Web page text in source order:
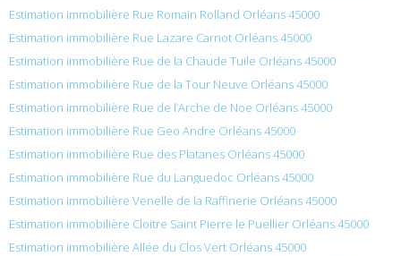
Estimation immobilière Rue Romain Rolland Orléans 45000
Estimation immobilière Rue Lazare Carnot Orléans 45000
Estimation immobilière Rue de la Chaude Tuile Orléans 45000
Estimation immobilière Rue de la Tour Neuve Orléans 45000
Estimation immobilière Rue de l’Arche de Noe Orléans 45000
Estimation immobilière Rue Geo Andre Orléans 45000
Estimation immobilière Rue des Platanes Orléans 45000
Estimation immobilière Rue du Languedoc Orléans 45000
Estimation immobilière Venelle de la Raffinerie Orléans 45000
Estimation immobilière Cloitre Saint Pierre le Puellier Orléans 45000
Estimation immobilière Allée du Clos Vert Orléans 45000